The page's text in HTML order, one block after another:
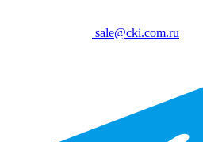
sale@cki.com.ru